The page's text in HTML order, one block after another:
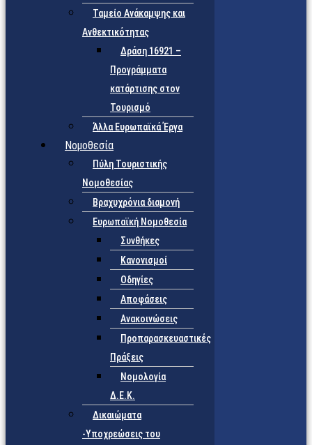
Ταμείο Ανάκαμψης και
Ανθεκτικότητας
Δράση 16921 –
Προγράμματα
κατάρτισης στον
Τουρισμό
Άλλα Ευρωπαϊκά Έργα
Νομοθεσία
Πύλη Τουριστικής
Νομοθεσίας
Βραχυχρόνια διαμονή
Ευρωπαϊκή Νομοθεσία
Συνθήκες
Κανονισμοί
Οδηγίες
Αποφάσεις
Ανακοινώσεις
Προπαρασκευαστικές
Πράξεις
Νομολογία
Δ.Ε.Κ.
Δικαιώματα
-Υποχρεώσεις του